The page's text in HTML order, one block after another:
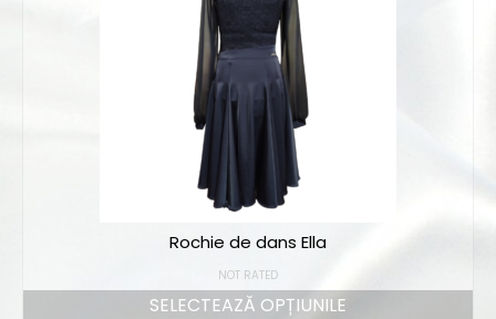
Rochie de dans Ella
NOT RATED
SELECTEAZĂ OPȚIUNILE